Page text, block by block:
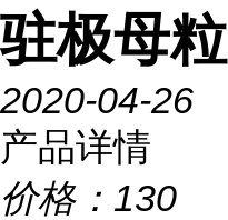
驻极母粒
2020-04-26
产品详情
价格： 130